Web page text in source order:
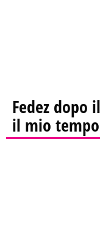
Fedez dopo
il mio